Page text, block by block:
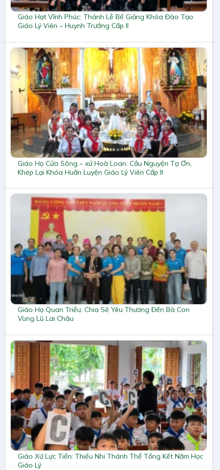
Giáo Hạt Vĩnh Phúc: Thánh Lễ Bế Giảng Khóa Đào Tạo
Giáo Lý Viên – Huynh Trưởng Cấp II
Giáo Họ Cửa Sông – xứ Hoà Loan: Cầu Nguyện Tạ Ơn,
Khép Lại Khóa Huấn Luyện Giáo Lý Viên Cấp II
Giáo Họ Quan Triều: Chia Sẻ Yêu Thương Đến Bà Con
Vùng Lũ Lai Châu
Giáo Xứ Lực Tiến: Thiếu Nhi Thánh Thể Tổng Kết Năm Học
Giáo Lý